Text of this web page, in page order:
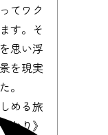
てワク
す。そ
思い浮
を現実
。
める旅
おり》